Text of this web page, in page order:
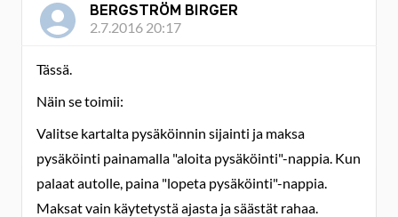
BERGSTRÖM BIRGER
2.7.2016 20:17
Tässä.
Näin se toimii:
Valitse kartalta pysäköinnin sijainti ja maksa
pysäköinti painamalla "aloita pysäköinti"-nappia. Kun
palaat autolle, paina "lopeta pysäköinti"-nappia.
Maksat vain käytetystä ajasta ja säästät rahaa.